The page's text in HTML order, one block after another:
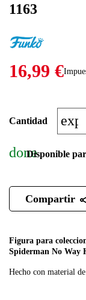
1163
16,99 €
Figura para
Spiderman No Way
Hecho con material
Cantidad
doneDisponible
Compartir